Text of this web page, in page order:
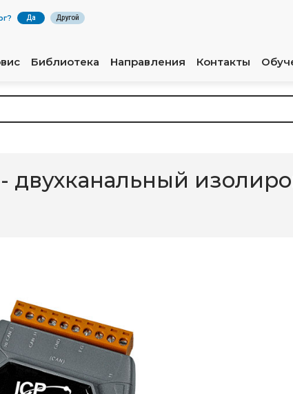
? Да Другой
Библиотека Направления Контакты
- двухканальный